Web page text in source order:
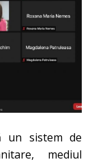
un sistem de
mediul